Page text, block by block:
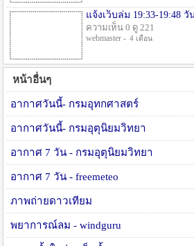
แจ้งเว็บล่ม 19:33-19:48 วั
ความเห็น 0 ดู 221
webmaster - 4 เดือน
หน้าอื่นๆ
อากาศวันนี้- กรมอุทกศาสตร์
อากาศวันนี้- กรมอุตุนิยมวิทยา
อากาศ 7 วัน - กรมอุตุนิยมวิทยา
อากาศ 7 วัน - freemeteo
ภาพถ่ายดาวเทียม
พยาการณ์ลม - windguru